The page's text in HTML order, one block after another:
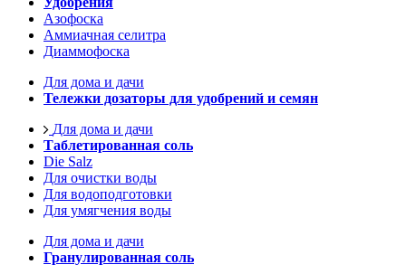
Азофоска
Аммиачная селитра
Диаммофоска
Для дома и дачи
Тележки дозаторы для удобрений и семян
Для дома и дачи
Таблетированная соль
Die Salz
Для очистки воды
Для водоподготовки
Для умягчения воды
Для дома и дачи
Гранулированная соль